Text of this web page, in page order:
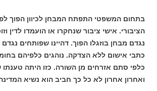
בתחום המשפטי התפתח המבחן לכיוון הפוך
הציבורי. אישי ציבור שנחקרו או הועמדו לדין
נגדם מבחן בוזגלו הפוך. דהיינו שפותחים
כתבי אישום ללא הצדקה. נוהגים כלפיהם
כלפי סתם אזרחים מן השורה. כזו היתה טענתו
ואחרון אחרון לא כל כך חביב הוא נשיא